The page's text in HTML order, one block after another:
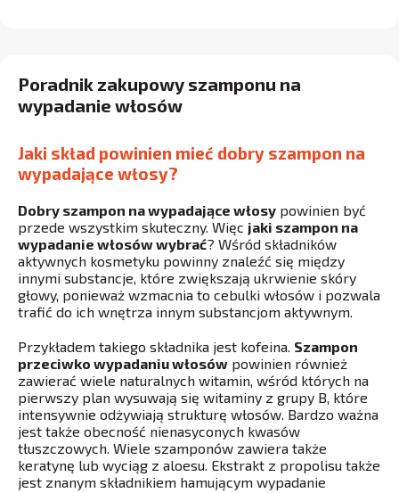
Poradnik zakupowy szamponu na
wypadanie włosów
Jaki skład powinien mieć dobry szampon na
wypadające włosy?
Dobry szampon na wypadające włosy powinien być
przede wszystkim skuteczny. Więc jaki szampon na
wypadanie włosów wybrać? Wśród składników
aktywnych kosmetyku powinny znaleźć się między
innymi substancje, które zwiększają ukrwienie skóry
głowy, ponieważ wzmacnia to cebulki włosów i pozwala
trafić do ich wnętrza innym substancjom aktywnym.
Przykładem takiego składnika jest kofeina. Szampon
przeciwko wypadaniu włosów powinien również
zawierać wiele naturalnych witamin, wśród których na
pierwszy plan wysuwają się witaminy z grupy B, które
intensywnie odżywiają strukturę włosów. Bardzo ważna
jest także obecność nienasyconych kwasów
tłuszczowych. Wiele szamponów zawiera także
keratynę lub wyciąg z aloesu. Ekstrakt z propolisu także
jest znanym składnikiem hamującym wypadanie